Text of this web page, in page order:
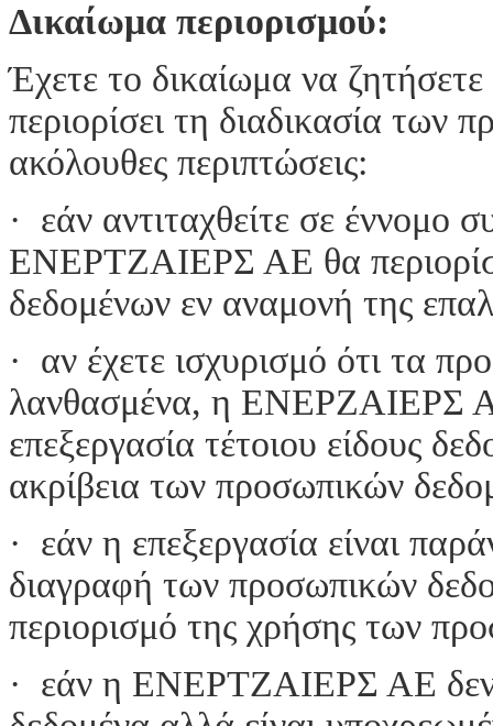
Δικαίωμα περιορισμού:
Έχετε το δικαίωμα να
περιορίσει τη διαδικασία των
ακόλουθες περιπτώσεις:
· εάν αντιταχθείτε σε
ΕΝΕΡΤΖΑΙΕΡΣ ΑΕ θα
δεδομένων εν αναμονή της
· αν έχετε ισχυρισμό ότι τα
λανθασμένα, η ΕΝΕΡΖΑΙΕΡΣ
επεξεργασία τέτοιου είδους
ακρίβεια των προσωπικών
· εάν η επεξεργασία είναι
διαγραφή των προσωπικών
περιορισμό της χρήσης των
· εάν η ΕΝΕΡΤΖΑΙΕΡΣ ΑΕ δεν